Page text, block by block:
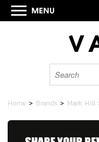
Home > Brands > Mark Hill